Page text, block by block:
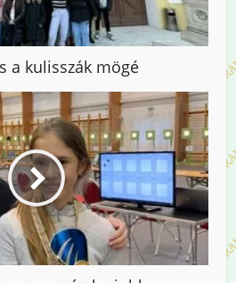
a kulisszák mögé